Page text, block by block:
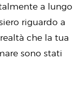
a lungo
riguardo a
che la tua
sono stati